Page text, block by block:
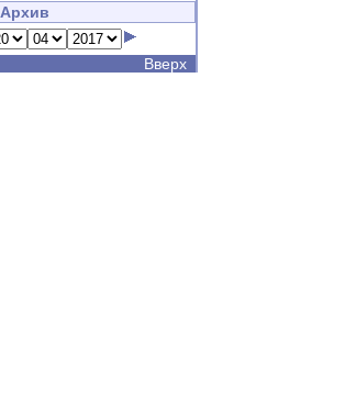
Архив
Вверх